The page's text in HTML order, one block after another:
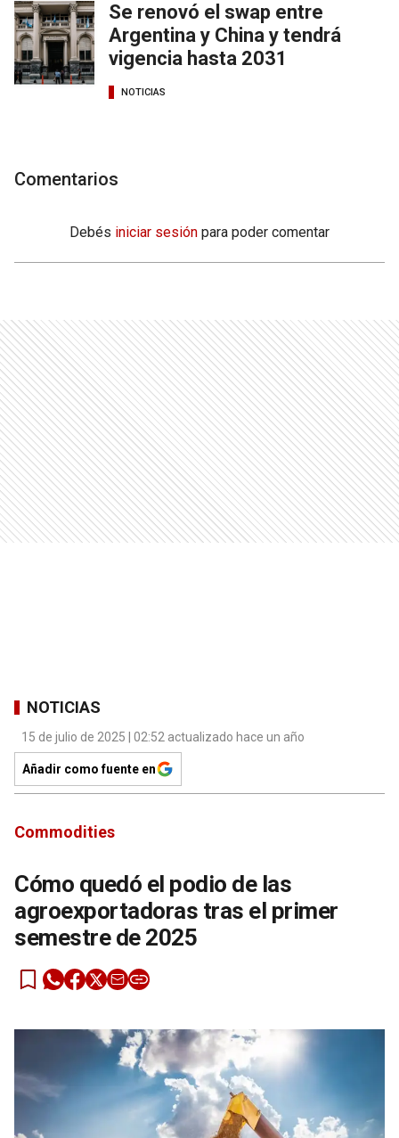
Se renovó el swap entre
Argentina y China y tendrá
vigencia hasta 2031
NOTICIAS
Comentarios
Debés iniciar sesión para poder comentar
NOTICIAS
15 de julio de 2025 | 02:52 actualizado hace un año
Añadir como fuente en
Commodities
Cómo quedó el podio de las
agroexportadoras tras el primer
semestre de 2025